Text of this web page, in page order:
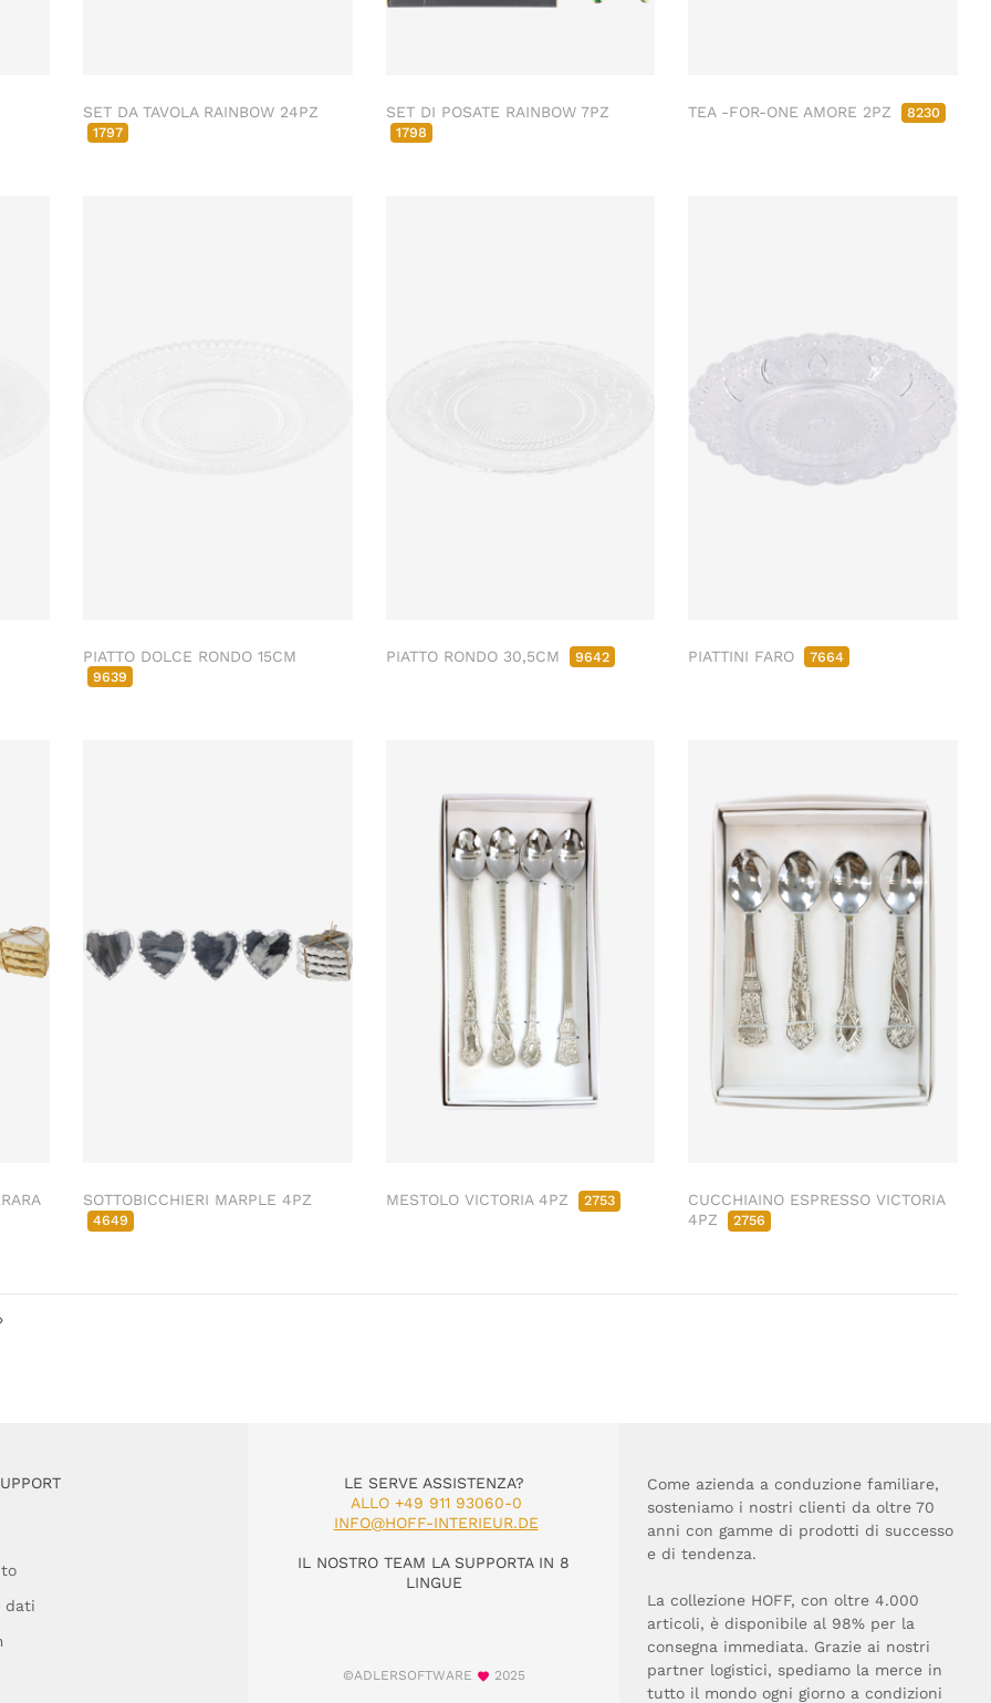
SET DA TAVOLA RAINBOW 24PZ
1797
SET DI POSATE RAINBOW 7PZ
1798
TEA -FOR-ONE AMORE 2PZ 8230
PIATTO DOLCE RONDO 15CM
9639
PIATTO RONDO 30,5CM 9642 PIATTINI FARO 7664
SOTTOBICCHIERI MARPLE 4PZ
4649
MESTOLO VICTORIA 4PZ 2753
CUCCHIAINO ESPRESSO VICTORIA
4PZ
2756
dati
LE SERVE ASSISTENZA?
ALLO +49 911 93060-0
INFO@HOFF-INTERIEUR.DE
IL NOSTRO TEAM LA SUPPORTA IN 8
LINGUE
©ADLERSOFTWARE 2025
Come azienda a conduzione familiare,
sosteniamo i nostri clienti da oltre 70
anni con gamme di prodotti di successo
e di tendenza.
La collezione HOFF, con oltre 4.000
articoli, è disponibile al 98% per la
consegna immediata. Grazie ai nostri
partner logistici, spediamo la merce in
tutto il mondo ogni giorno a condizioni